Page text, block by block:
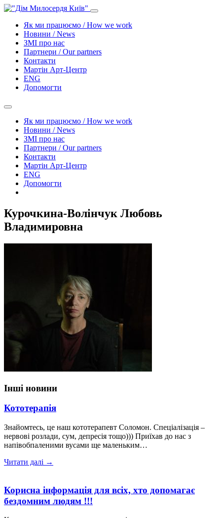
Як ми працюємо / How we work
Новини / News
ЗМІ про нас
Партнери / Our partners
Контакти
Mартін Арт-Центр
ENG
Допомогти
Як ми працюємо / How we work
Новини / News
ЗМІ про нас
Партнери / Our partners
Контакти
Mартін Арт-Центр
ENG
Допомогти
Курочкина-Волінчук Любовь
Владимировна
Інші новини
Кототерапія
Знайомтесь, це наш кототерапевт Соломон. Спеціалізація –
нервові розлади, сум, депресія тощо))) Приїхав до нас з
напівобпаленими вусами ще маленьким…
Читати далі →
Корисна інформація для всіх, хто допомагає
бездомним людям !!!